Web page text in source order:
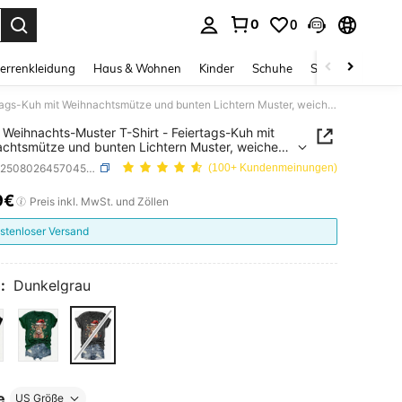
0 0
Haus & Wohnen Kinder Schuhe Schmuck &
Howell Weihnachts-Muster T-Shirt - Feiertags-Kuh mit Weihnachtsmütze und bunten Lichtern Muster, weiches lässiges Rundhals-Top
Weihnachts-Muster T-Shirt - Feiertags-Kuh mit
und bunten Lichtern Muster, weiches
Rundhals-TopSKU: sz25080264570451555 (100+ Kundenmeinungen)
AND AVAILABILITY
Preis inkl. MwSt. und Zöllen
Versand
Dunkelgrau
US Größe